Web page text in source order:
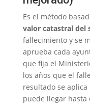
Es el método
valor catastral del
fallecimiento y se
aprueba cada
que fija el
los años que el
resultado se
puede llegar hasta